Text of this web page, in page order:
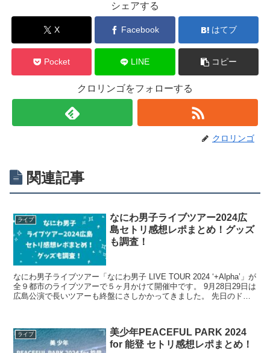
シェアする
X Facebook はてブ
Pocket LINE コピー
クロリンゴをフォローする
クロリンゴ
関連記事
ライブ
なにわ男子ライブツアー2024広
島セトリ感想レポまとめ！グッズ
も調査！
なにわ男子ライブツアー「なにわ男子 LIVE TOUR 2024 ‘+Alpha’」が
全９都市のライブツアーで５ヶ月かけて開催中です。 9月28日29日は
広島公演で長いツアーも終盤にさしかかってきました。 先日のドリ
ライブ
美少年PEACEFUL PARK 2024
for 能登 セトリ感想レポまとめ！